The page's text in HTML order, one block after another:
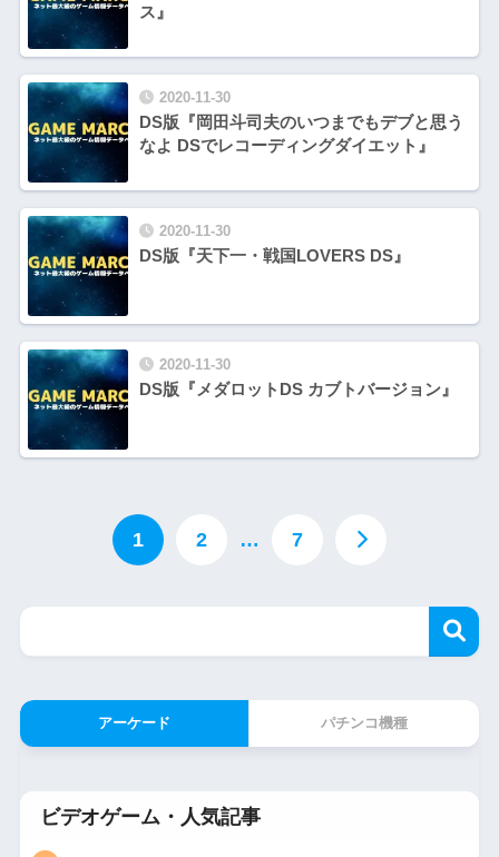
ス』
2020-11-30
DS版『岡田斗司夫のいつまでもデブと思う
なよ DSでレコーディングダイエット』
2020-11-30
DS版『天下一・戦国LOVERS DS』
2020-11-30
DS版『メダロットDS カブトバージョン』
1 2 … 7
アーケード パチンコ機種
ビデオゲーム・人気記事